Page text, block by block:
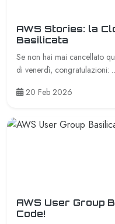
AWS Stories: la
Basilicata
Se non hai mai cancellato
di venerdì, congratulazioni:
20 Feb 2026
AWS User Group
Code!